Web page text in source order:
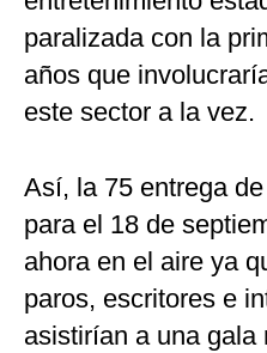
paralizada con la
años que
este sector a la vez.
Así, la 75 entrega
para el 18 de
ahora en el aire ya
paros, escritores e
asistirían a una gala